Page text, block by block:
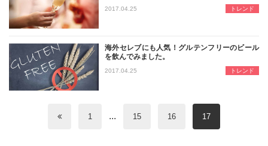
名古屋の酒問屋イズミックの青田が
2017.04.25 トレンド
海外セレブにも人気！グルテンフリーのビール
を飲んでみました。
名古屋の酒問屋イズミックの青田が
2017.04.25 トレンド
1 ... 15 16 17